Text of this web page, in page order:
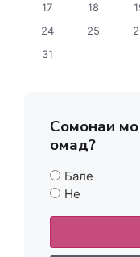
17
18
24
25
31
Сомонаи
омад?
Бале
Не